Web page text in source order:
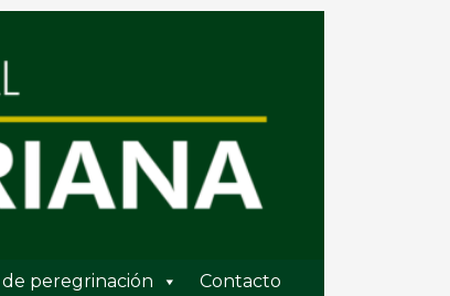
peregrinación Contacto